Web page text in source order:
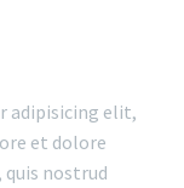
adipisicing elit,
et dolore
quis nostrud